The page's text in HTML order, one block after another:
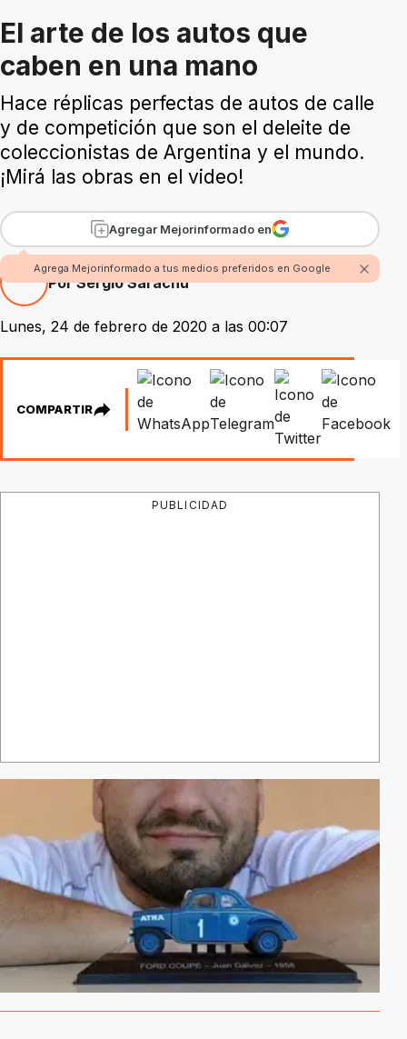
El arte de los autos que
caben en una mano
Hace réplicas perfectas de autos de calle
y de competición que son el deleite de
coleccionistas de Argentina y el mundo.
¡Mirá las obras en el video!
Agregar Mejorinformado en
Agrega Mejorinformado a tus medios preferidos en Google
Por Sergio Sarachu
Lunes, 24 de febrero de 2020 a las 00:07
COMPARTIR
PUBLICIDAD